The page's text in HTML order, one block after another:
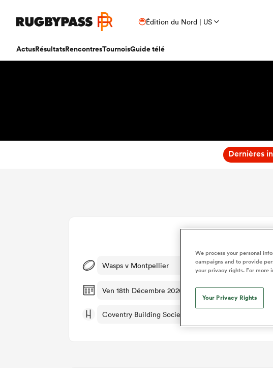
Édition du Nord | US
ActusRésultatsRencontresTournoisGuide télé
Dernières
Wasps v Montpellier
Ven 18th Décembre 2020, 12:00pm PST
Coventry Building Society Arena
We process your personal
campaigns and to provide
your privacy rights. For more
Your Privacy Rights